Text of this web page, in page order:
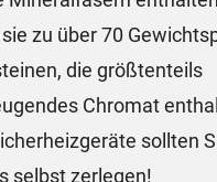
zu über 70
die größtenteils
Chromat
sollten
selbst zerlegen!